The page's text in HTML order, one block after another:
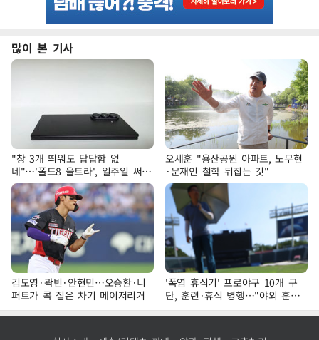
많이 본 기사
"창 3개 띄워도 답답함 없
네"…'폴드8 울트라', 일주일 써보
니
오세훈 "용산공원 아파트, 노무현
·문재인 철학 뒤집는 것"
김도영·곽빈·안현민…오승환·니
퍼트가 콕 집은 차기 메이저리거
'폭염 휴식기' 프로야구 10개 구
단, 훈련·휴식 병행…"야외 훈련
해도 안전 최우선"